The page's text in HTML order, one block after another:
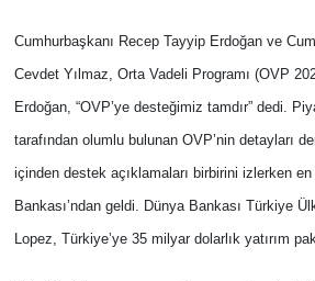
Cumhurbaşkanı Recep Tayyip Erdoğan ve
Cevdet Yılmaz, Orta Vadeli Programı (OVP
Erdoğan, “OVP’ye desteğimiz tamdır” dedi.
tarafından olumlu bulunan OVP’nin detayları
içinden destek açıklamaları birbirini izlerken
Bankası’ndan geldi. Dünya Bankası Türkiye
Lopez, Türkiye’ye 35 milyar dolarlık yatırım